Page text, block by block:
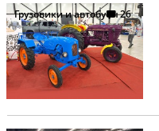
Грузовики и автобусы26